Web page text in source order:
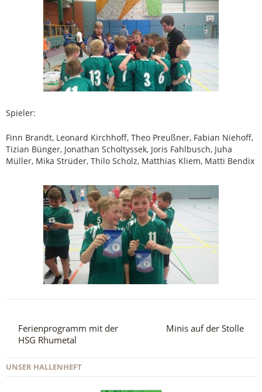
Spieler:
Finn Brandt, Leonard Kirchhoff, Theo Preußner, Fabian Niehoff,
Tizian Bünger, Jonathan Scholtyssek, Joris Fahlbusch, Juha
Müller, Mika Strüder, Thilo Scholz, Matthias Kliem, Matti Bendix
Ferienprogramm mit der
HSG Rhumetal
Minis auf der Stolle
UNSER HALLENHEFT